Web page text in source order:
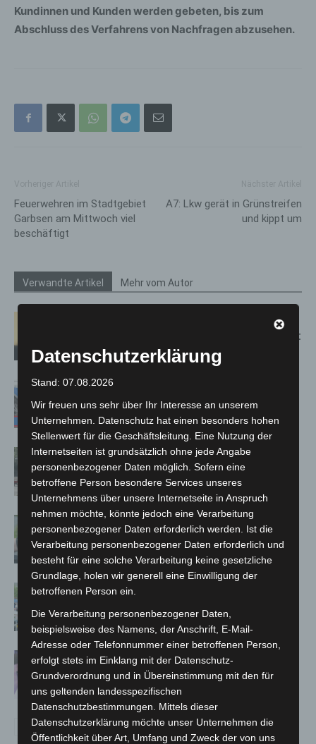
Kundinnen und Kunden werden gebeten, bis zum
Abschluss des Verfahrens von Nachfragen abzusehen.
Feuerwehren im Stadtgebiet
Garbsen am Mittwoch viel
beschäftigt
A7: Lkw gerät in Grünstreifen
und kippt um
Verwandte Artikel Mehr vom Autor
Population in Niedersachsen entdeckt
Mann läuft mit Hockeyschläger über
A7 – Polizei sucht Zeugen
Gasleitung bei McDonald’s-Umbau in
Langenhagen beschädigt
Langenhagen: Autofahrer mit 3,17
Promille aus dem Verkehr gezogen
Blaulichtmeile Langenhagen 2026:
Polizei, Feuerwehr und Rettung
hautnah erleben
Polizei Langenhagen testet Aufnahme
von Anzeigen per Videochat
Datenschutzerklärung
Stand: 07.08.2026
Wir freuen uns sehr über Ihr Interesse an unserem
Unternehmen. Datenschutz hat einen besonders hohen
Stellenwert für die Geschäftsleitung. Eine Nutzung der
Internetseiten ist grundsätzlich ohne jede Angabe
personenbezogener Daten möglich. Sofern eine
betroffene Person besondere Services unseres
Unternehmens über unsere Internetseite in Anspruch
nehmen möchte, könnte jedoch eine Verarbeitung
personenbezogener Daten erforderlich werden. Ist die
Verarbeitung personenbezogener Daten erforderlich und
besteht für eine solche Verarbeitung keine gesetzliche
Grundlage, holen wir generell eine Einwilligung der
betroffenen Person ein.
Die Verarbeitung personenbezogener Daten,
beispielsweise des Namens, der Anschrift, E-Mail-
Adresse oder Telefonnummer einer betroffenen Person,
erfolgt stets im Einklang mit der Datenschutz-
Grundverordnung und in Übereinstimmung mit den für
uns geltenden landesspezifischen
Datenschutzbestimmungen. Mittels dieser
Datenschutzerklärung möchte unser Unternehmen die
Öffentlichkeit über Art, Umfang und Zweck der von uns